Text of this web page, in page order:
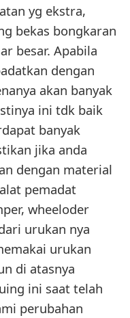
yg ekstra,
bekas bongkaran
besar. Apabila
dengan
akan banyak
ini tdk baik
banyak
jika anda
dengan material
pemadat
wheeloder
urukan nya
urukan
di atasnya
ini saat telah
perubahan